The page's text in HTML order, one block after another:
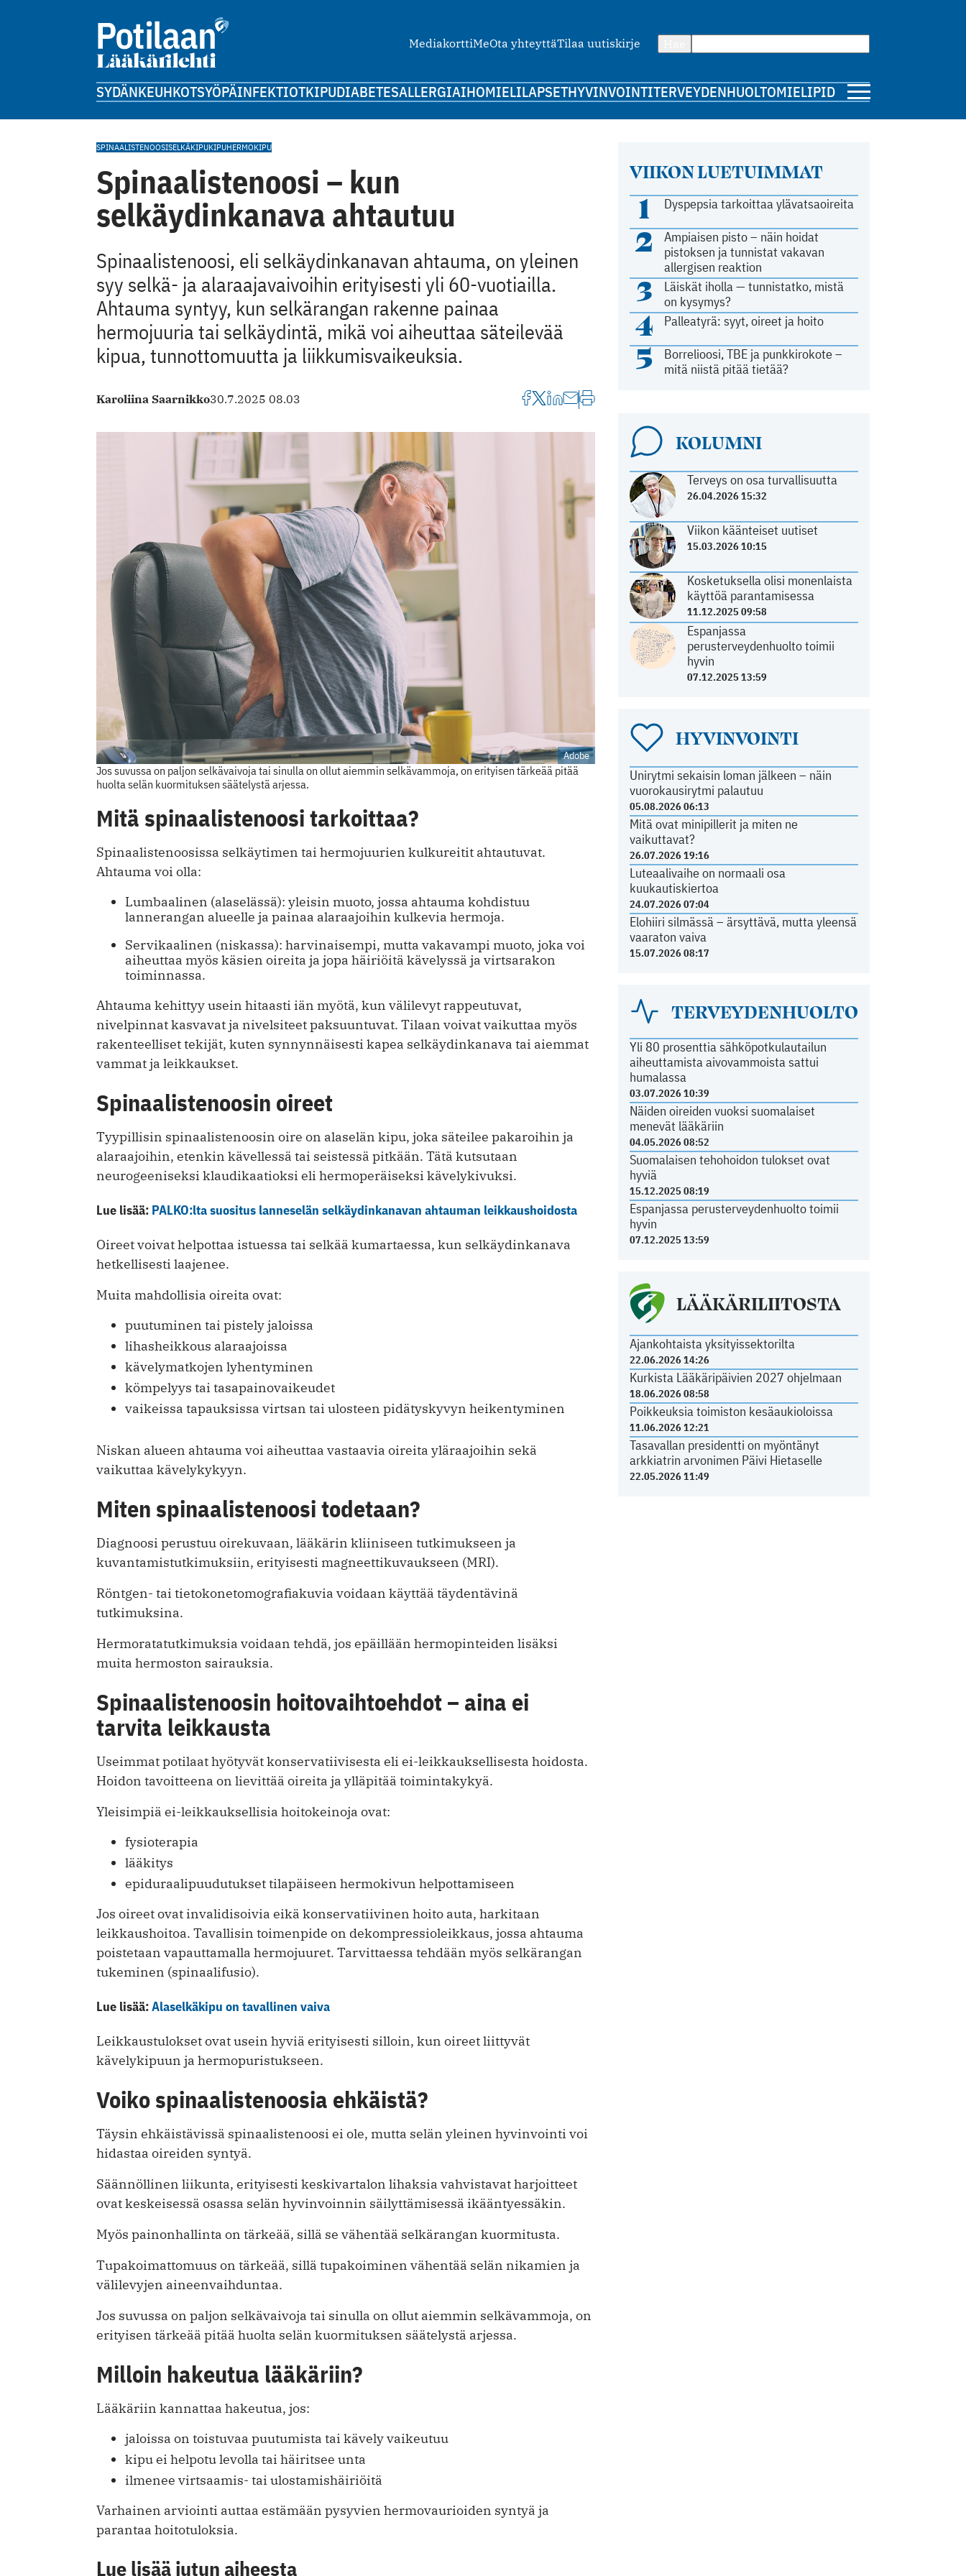
MediakorttiMeOta yhteyttäTilaa uutiskirje
SYDÄNKEUHKOTSYÖPÄINFEKTIOTKIPUDIABETESALLERGIAIHOMIELILAPSETHYVINVOINTITERVEYDENHUOLTOMIELIPIDE
VIIKON LUETUIMMAT
1 Dyspepsia tarkoittaa ylävatsaoireita
2
Ampiaisen pisto – näin hoidat
pistoksen ja tunnistat vakavan
allergisen reaktion
3
Läiskät iholla — tunnistatko, mistä
on kysymys?
4 Palleatyrä: syyt, oireet ja hoito
5
Borrelioosi, TBE ja punkkirokote –
mitä niistä pitää tietää?
KOLUMNI
Terveys on osa turvallisuutta
26.04.2026 15:32
Viikon käänteiset uutiset
15.03.2026 10:15
Kosketuksella olisi monenlaista
käyttöä parantamisessa
11.12.2025 09:58
Espanjassa
perusterveydenhuolto toimii
hyvin
07.12.2025 13:59
HYVINVOINTI
Unirytmi sekaisin loman jälkeen – näin
vuorokausirytmi palautuu
05.08.2026 06:13
Mitä ovat minipillerit ja miten ne
vaikuttavat?
26.07.2026 19:16
Luteaalivaihe on normaali osa
kuukautiskiertoa
24.07.2026 07:04
Elohiiri silmässä – ärsyttävä, mutta yleensä
vaaraton vaiva
15.07.2026 08:17
TERVEYDENHUOLTO
Yli 80 prosenttia sähköpotkulautailun
aiheuttamista aivovammoista sattui
humalassa
03.07.2026 10:39
Näiden oireiden vuoksi suomalaiset
menevät lääkäriin
04.05.2026 08:52
Suomalaisen tehohoidon tulokset ovat
hyviä
15.12.2025 08:19
Espanjassa perusterveydenhuolto toimii
hyvin
07.12.2025 13:59
LÄÄKÄRILIITOSTA
Ajankohtaista yksityissektorilta
22.06.2026 14:26
Kurkista Lääkäripäivien 2027 ohjelmaan
18.06.2026 08:58
Poikkeuksia toimiston kesäaukioloissa
11.06.2026 12:21
Tasavallan presidentti on myöntänyt
arkkiatrin arvonimen Päivi Hietaselle
22.05.2026 11:49
SPINAALISTENOOSISELKÄKIPUKIPUHERMOKIPU
Spinaalistenoosi – kun
selkäydinkanava ahtautuu
Spinaalistenoosi, eli selkäydinkanavan ahtauma, on yleinen
syy selkä- ja alaraajavaivoihin erityisesti yli 60-vuotiailla.
Ahtauma syntyy, kun selkärangan rakenne painaa
hermojuuria tai selkäydintä, mikä voi aiheuttaa säteilevää
kipua, tunnottomuutta ja liikkumisvaikeuksia.
Karoliina Saarnikko30.7.2025 08.03
Adobe
Jos suvussa on paljon selkävaivoja tai sinulla on ollut aiemmin selkävammoja, on erityisen tärkeää pitää
huolta selän kuormituksen säätelystä arjessa.
Mitä spinaalistenoosi tarkoittaa?
Spinaalistenoosissa selkäytimen tai hermojuurien kulkureitit ahtautuvat.
Ahtauma voi olla:
Lumbaalinen (alaselässä): yleisin muoto, jossa ahtauma kohdistuu
lannerangan alueelle ja painaa alaraajoihin kulkevia hermoja.
Servikaalinen (niskassa): harvinaisempi, mutta vakavampi muoto, joka voi
aiheuttaa myös käsien oireita ja jopa häiriöitä kävelyssä ja virtsarakon
toiminnassa.
Ahtauma kehittyy usein hitaasti iän myötä, kun välilevyt rappeutuvat,
nivelpinnat kasvavat ja nivelsiteet paksuuntuvat. Tilaan voivat vaikuttaa myös
rakenteelliset tekijät, kuten synnynnäisesti kapea selkäydinkanava tai aiemmat
vammat ja leikkaukset.
Spinaalistenoosin oireet
Tyypillisin spinaalistenoosin oire on alaselän kipu, joka säteilee pakaroihin ja
alaraajoihin, etenkin kävellessä tai seistessä pitkään. Tätä kutsutaan
neurogeeniseksi klaudikaatioksi eli hermoperäiseksi kävelykivuksi.
Lue lisää: PALKO:lta suositus lanneselän selkäydinkanavan ahtauman leikkaushoidosta
Oireet voivat helpottaa istuessa tai selkää kumartaessa, kun selkäydinkanava
hetkellisesti laajenee.
Muita mahdollisia oireita ovat:
puutuminen tai pistely jaloissa
lihasheikkous alaraajoissa
kävelymatkojen lyhentyminen
kömpelyys tai tasapainovaikeudet
vaikeissa tapauksissa virtsan tai ulosteen pidätyskyvyn heikentyminen
Niskan alueen ahtauma voi aiheuttaa vastaavia oireita yläraajoihin sekä
vaikuttaa kävelykykyyn.
Miten spinaalistenoosi todetaan?
Diagnoosi perustuu oirekuvaan, lääkärin kliiniseen tutkimukseen ja
kuvantamistutkimuksiin, erityisesti magneettikuvaukseen (MRI).
Röntgen- tai tietokonetomografiakuvia voidaan käyttää täydentävinä
tutkimuksina.
Hermoratatutkimuksia voidaan tehdä, jos epäillään hermopinteiden lisäksi
muita hermoston sairauksia.
Spinaalistenoosin hoitovaihtoehdot – aina ei
tarvita leikkausta
Useimmat potilaat hyötyvät konservatiivisesta eli ei-leikkauksellisesta hoidosta.
Hoidon tavoitteena on lievittää oireita ja ylläpitää toimintakykyä.
Yleisimpiä ei-leikkauksellisia hoitokeinoja ovat:
fysioterapia
lääkitys
epiduraalipuudutukset tilapäiseen hermokivun helpottamiseen
Jos oireet ovat invalidisoivia eikä konservatiivinen hoito auta, harkitaan
leikkaushoitoa. Tavallisin toimenpide on dekompressioleikkaus, jossa ahtauma
poistetaan vapauttamalla hermojuuret. Tarvittaessa tehdään myös selkärangan
tukeminen (spinaalifusio).
Lue lisää:Alaselkäkipu on tavallinen vaiva
Leikkaustulokset ovat usein hyviä erityisesti silloin, kun oireet liittyvät
kävelykipuun ja hermopuristukseen.
Voiko spinaalistenoosia ehkäistä?
Täysin ehkäistävissä spinaalistenoosi ei ole, mutta selän yleinen hyvinvointi voi
hidastaa oireiden syntyä.
Säännöllinen liikunta, erityisesti keskivartalon lihaksia vahvistavat harjoitteet
ovat keskeisessä osassa selän hyvinvoinnin säilyttämisessä ikääntyessäkin.
Myös painonhallinta on tärkeää, sillä se vähentää selkärangan kuormitusta.
Tupakoimattomuus on tärkeää, sillä tupakoiminen vähentää selän nikamien ja
välilevyjen aineenvaihduntaa.
Jos suvussa on paljon selkävaivoja tai sinulla on ollut aiemmin selkävammoja, on
erityisen tärkeää pitää huolta selän kuormituksen säätelystä arjessa.
Milloin hakeutua lääkäriin?
Lääkäriin kannattaa hakeutua, jos:
jaloissa on toistuvaa puutumista tai kävely vaikeutuu
kipu ei helpotu levolla tai häiritsee unta
ilmenee virtsaamis- tai ulostamishäiriöitä
Varhainen arviointi auttaa estämään pysyvien hermovaurioiden syntyä ja
parantaa hoitotuloksia.
Lue lisää jutun aiheesta